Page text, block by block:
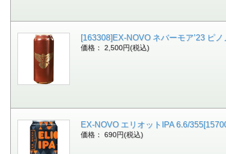
[163308]EX-NOVO ネバーモア’23 ピ
価格： 2,500円(税込)
EX-NOVO エリオットIPA 6.6/
価格： 690円(税込)